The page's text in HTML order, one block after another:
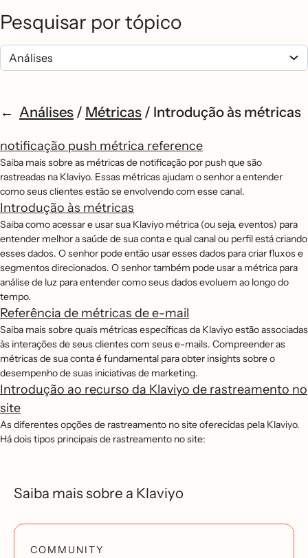
Pesquisar por tópico
Análises / Métricas / Introdução às métricas
notificação push métrica reference
Saiba mais sobre as métricas de notificação por push que são
rastreadas na Klaviyo. Essas métricas ajudam o senhor a entender
como seus clientes estão se envolvendo com esse canal.
Introdução às métricas
Saiba como acessar e usar sua Klaviyo métrica (ou seja, eventos) para
entender melhor a saúde de sua conta e qual canal ou perfil está criando
esses dados. O senhor pode então usar esses dados para criar fluxos e
segmentos direcionados. O senhor também pode usar a métrica para
análise de luz para entender como seus dados evoluem ao longo do
tempo.
Referência de métricas de e-mail
Saiba mais sobre quais métricas específicas da Klaviyo estão associadas
às interações de seus clientes com seus e-mails. Compreender as
métricas de sua conta é fundamental para obter insights sobre o
desempenho de suas iniciativas de marketing.
Introdução ao recurso da Klaviyo de rastreamento no
site
As diferentes opções de rastreamento no site oferecidas pela Klaviyo.
Há dois tipos principais de rastreamento no site:
Saiba mais sobre a Klaviyo
COMMUNITY